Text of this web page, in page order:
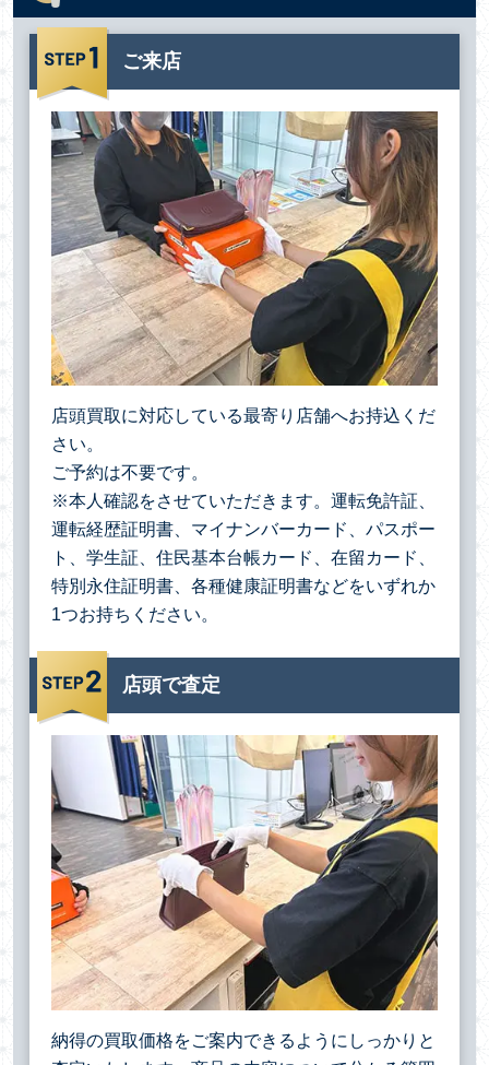
ご来店
店頭買取に対応している最寄り店舗へお持込くだ
さい。
ご予約は不要です。
※本人確認をさせていただきます。運転免許証、
運転経歴証明書、マイナンバーカード、パスポー
ト、学生証、住民基本台帳カード、在留カード、
特別永住証明書、各種健康証明書などをいずれか
1つお持ちください。
店頭で査定
納得の買取価格をご案内できるようにしっかりと